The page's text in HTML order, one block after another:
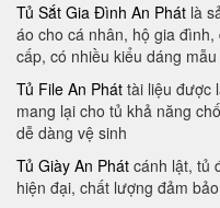
Tủ Sắt Gia Đình An Phát là
áo cho cá nhân, hộ gia
cấp, có nhiều kiểu dáng
Tủ File An Phát tài liệu được
mang lại cho tủ khả năng
dễ dàng vệ sinh
Tủ Giày An Phát cánh lật, tủ
hiện đại, chất lượng đảm